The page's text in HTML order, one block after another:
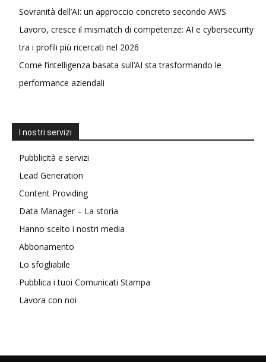
Sovranità dell’AI: un approccio concreto secondo AWS
Lavoro, cresce il mismatch di competenze: AI e cybersecurity
tra i profili più ricercati nel 2026
Come l’intelligenza basata sull’AI sta trasformando le
performance aziendali
I nostri servizi
Pubblicità e servizi
Lead Generation
Content Providing
Data Manager – La storia
Hanno scelto i nostri media
Abbonamento
Lo sfogliabile
Pubblica i tuoi Comunicati Stampa
Lavora con noi